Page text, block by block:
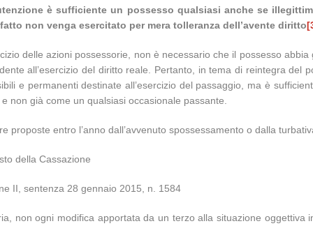
è sufficiente un possesso qualsiasi anche se
non venga esercitato per mera tolleranza dell’avente diritto
delle azioni possessorie, non è necessario che il possesso
all’esercizio del diritto reale. Pertanto, in tema di reintegra
e permanenti destinate all’esercizio del passaggio, ma è
non già come un qualsiasi occasionale passante.
proposte entro l’anno dall’avvenuto spossessamento o dalla
della Cassazione
II, sentenza 28 gennaio 2015, n. 1584
non ogni modifica apportata da un terzo alla situazione